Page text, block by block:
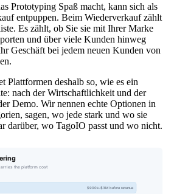
Prototyping Spaß macht, kann sich als
entpuppen. Beim Wiederverkauf zählt
Es zählt, ob Sie sie mit Ihrer Marke
und über viele Kunden hinweg
Geschäft bei jedem neuen Kunden von
Plattformen deshalb so, wie es ein
nach der Wirtschaftlichkeit und der
Demo. Wir nennen echte Optionen in
sagen, wo jede stark und wo sie
darüber, wo TagoIO passt und wo nicht.